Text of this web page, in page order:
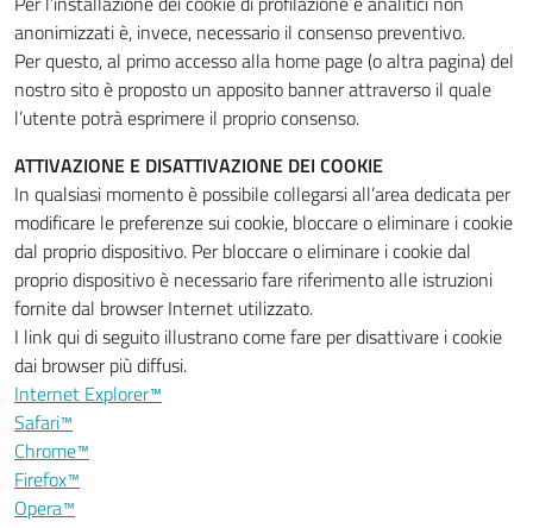
anonimizzati è, invece, necessario il consenso preventivo.
Per questo, al primo accesso alla home page (o altra pagina) del
nostro sito è proposto un apposito banner attraverso il quale
l’utente potrà esprimere il proprio consenso.
ATTIVAZIONE E DISATTIVAZIONE DEI COOKIE
In qualsiasi momento è possibile collegarsi all’area dedicata per
modificare le preferenze sui cookie, bloccare o eliminare i cookie
dal proprio dispositivo. Per bloccare o eliminare i cookie dal
proprio dispositivo è necessario fare riferimento alle istruzioni
fornite dal browser Internet utilizzato.
I link qui di seguito illustrano come fare per disattivare i cookie
dai browser più diffusi.
Internet Explorer™
Safari™
Chrome™
Firefox™
Opera™